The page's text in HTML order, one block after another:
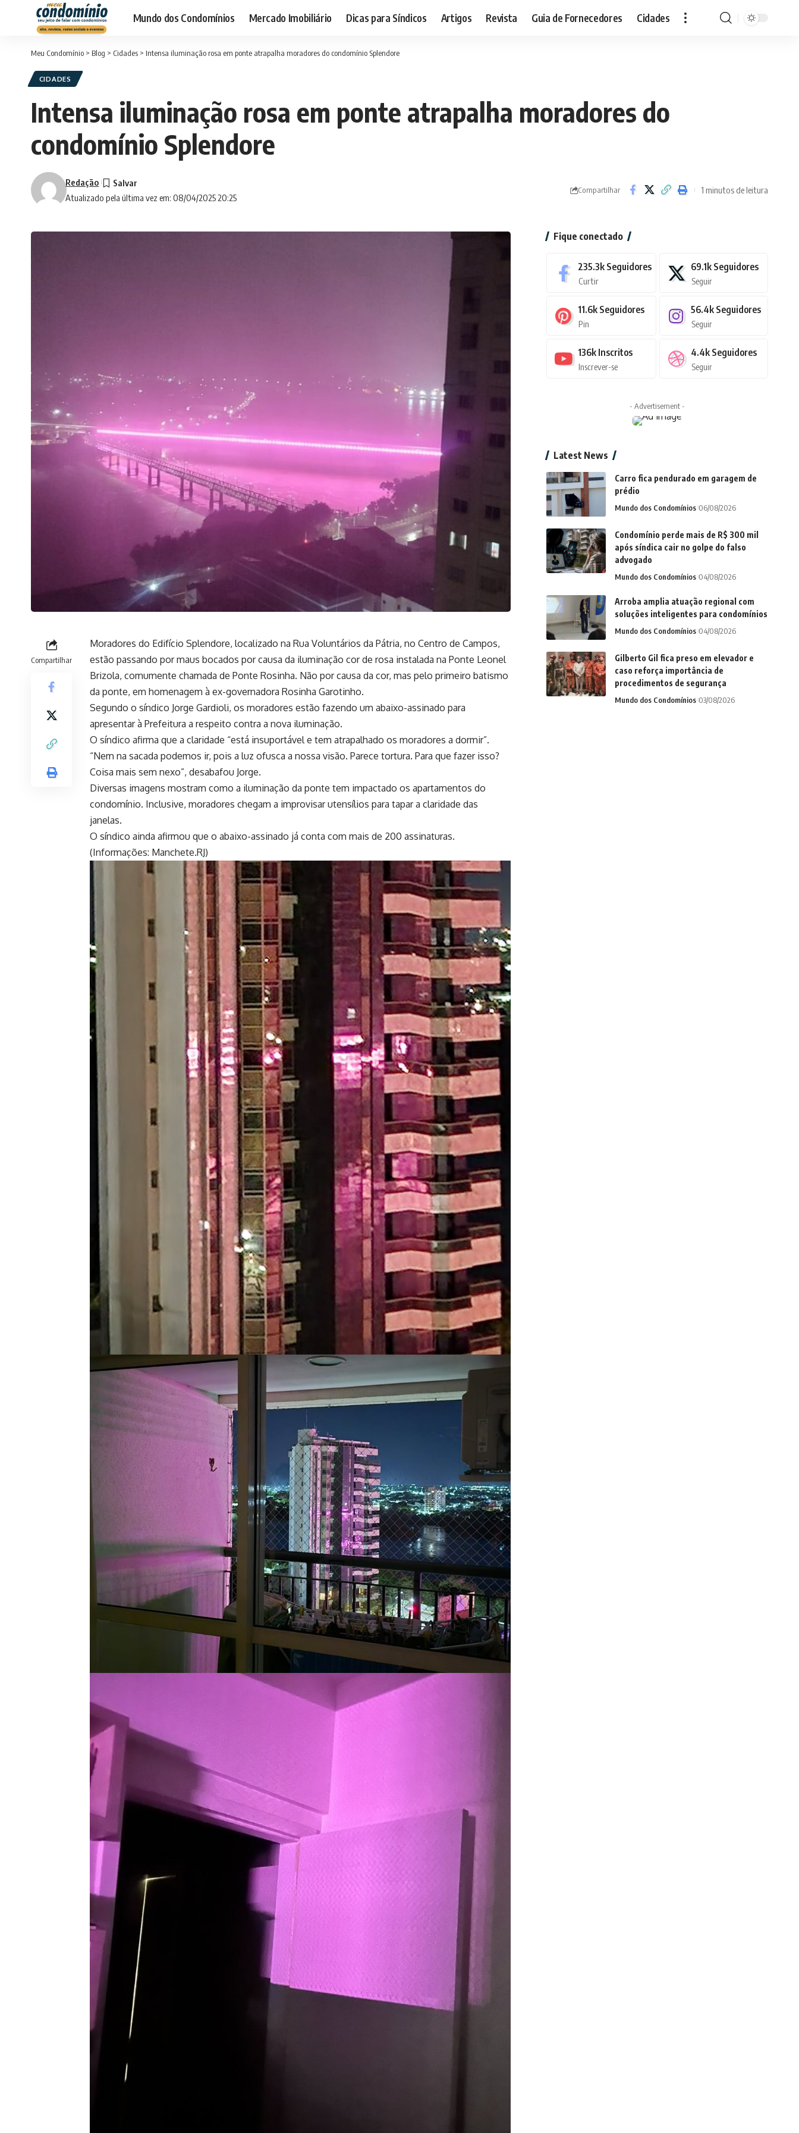
Mundo dos Condomínios Mercado Imobiliário Dicas para Síndicos Artigos Revista Guia de Fornecedores Cidades
Meu Condomínio > Blog > Cidades > Intensa iluminação rosa em ponte atrapalha moradores do condomínio Splendore
CIDADES
Intensa iluminação rosa em ponte atrapalha moradores do
condomínio Splendore
Atualizado pela última vez em: 08/04/2025 20:25
Redação
Compartilhar 1 minutos de leitura
Compartilhar
Moradores do Edifício Splendore, localizado na Rua Voluntários da Pátria, no Centro de Campos,
estão passando por maus bocados por causa da iluminação cor de rosa instalada na Ponte Leonel
Brizola, comumente chamada de Ponte Rosinha. Não por causa da cor, mas pelo primeiro batismo
da ponte, em homenagem à ex-governadora Rosinha Garotinho.
Segundo o síndico Jorge Gardioli, os moradores estão fazendo um abaixo-assinado para
apresentar à Prefeitura a respeito contra a nova iluminação.
O síndico afirma que a claridade “está insuportável e tem atrapalhado os moradores a dormir”.
“Nem na sacada podemos ir, pois a luz ofusca a nossa visão. Parece tortura. Para que fazer isso?
Coisa mais sem nexo”, desabafou Jorge.
Diversas imagens mostram como a iluminação da ponte tem impactado os apartamentos do
condomínio. Inclusive, moradores chegam a improvisar utensílios para tapar a claridade das
janelas.
O síndico ainda afirmou que o abaixo-assinado já conta com mais de 200 assinaturas.
(Informações: Manchete.RJ)
Fique conectado
235.3k Seguidores
Curtir
69.1k Seguidores
Seguir
11.6k Seguidores
Pin
56.4k Seguidores
Seguir
136k Inscritos
Inscrever-se
4.4k Seguidores
Seguir
- Advertisement -
Latest News
Carro fica pendurado em garagem de
prédio
Mundo dos Condomínios 06/08/2026
Condomínio perde mais de R$ 300 mil
após síndica cair no golpe do falso
advogado
Mundo dos Condomínios 04/08/2026
Arroba amplia atuação regional com
soluções inteligentes para condomínios
Mundo dos Condomínios 04/08/2026
Gilberto Gil fica preso em elevador e
caso reforça importância de
procedimentos de segurança
Mundo dos Condomínios 03/08/2026